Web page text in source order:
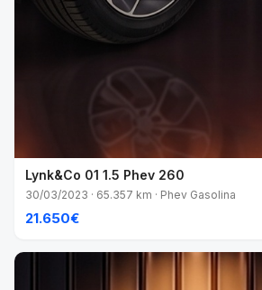
Lynk&Co 01 1.5 Phev 260
30/03/2023 · 65.357 km · Phev Gasolina
21.650€